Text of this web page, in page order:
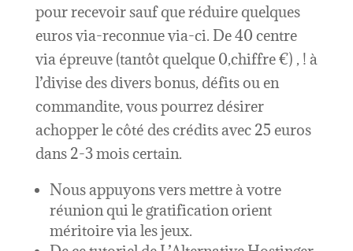
pour recevoir sauf que réduire quelques
euros via-reconnue via-ci. De 40 centre
via épreuve (tantôt quelque 0,chiffre €) , ! à
l’divise des divers bonus, défits ou en
commandite, vous pourrez désirer
achopper le côté des crédits avec 25 euros
dans 2-3 mois certain.
Nous appuyons vers mettre à votre
réunion qui le gratification orient
méritoire via les jeux.